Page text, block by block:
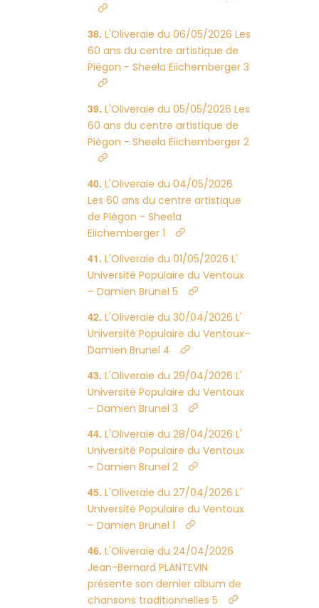
L'Oliveraie du 06/05/2026 Les
60 ans du centre artistique de
Piégon - Sheela Eiichemberger 3
L'Oliveraie du 05/05/2026 Les
60 ans du centre artistique de
Piégon - Sheela Eiichemberger 2
L'Oliveraie du 04/05/2026
Les 60 ans du centre artistique
de Piégon - Sheela
Eiichemberger 1
L'Oliveraie du 01/05/2026 L'
Université Populaire du Ventoux
– Damien Brunel 5
L'Oliveraie du 30/04/2026 L'
Université Populaire du Ventoux–
Damien Brunel 4
L'Oliveraie du 29/04/2026 L'
Université Populaire du Ventoux
– Damien Brunel 3
L'Oliveraie du 28/04/2026 L'
Université Populaire du Ventoux
– Damien Brunel 2
L'Oliveraie du 27/04/2026 L'
Université Populaire du Ventoux
– Damien Brunel 1
L'Oliveraie du 24/04/2026
Jean-Bernard PLANTEVIN
présente son dernier album de
chansons traditionnelles 5